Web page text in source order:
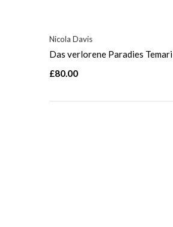
Nicola Davis
Das verlorene Paradies Temari
£80.00